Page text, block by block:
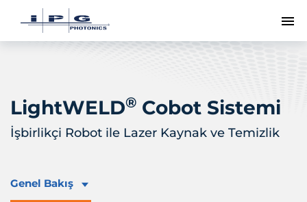
LightWELD® Cobot Sistemi
İşbirlikçi Robot ile Lazer Kaynak ve Temizlik
Genel Bakış